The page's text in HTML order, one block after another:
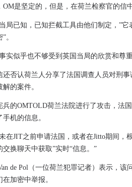
OM是坚定的，但是，在荷兰检察官的信
局已知，已知拦截工具由他们制定，”
。
实似乎也不够受到英国当局的欣赏和尊
还否认荷兰人分享了法国调查人员对刑
的案件。
兵的OMTOLD荷兰法院进行了攻击，法
机的信息。
在JIT之前申请法国，或者在Jitto期间，
交换聊天中获取”实时“信息。”
de Pol（一位荷兰犯罪记者）表示，
加密中举报。